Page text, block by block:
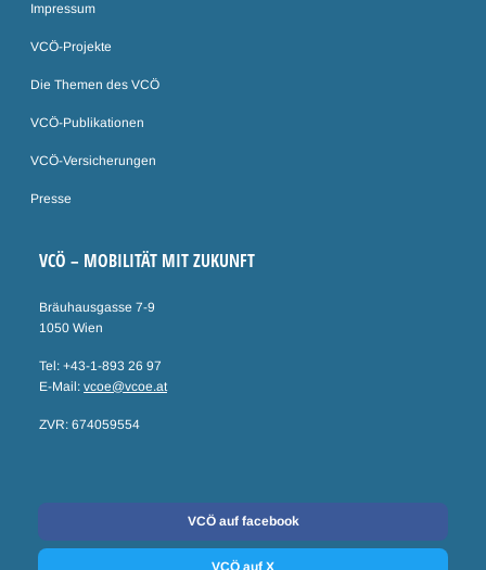
Impressum
VCÖ-Projekte
Die Themen des VCÖ
VCÖ-Publikationen
VCÖ-Versicherungen
Presse
VCÖ – MOBILITÄT MIT ZUKUNFT
Bräuhausgasse 7-9
1050 Wien
Tel: +43-1-893 26 97
E-Mail: vcoe@vcoe.at
ZVR: 674059554
VCÖ auf facebook
VCÖ auf X